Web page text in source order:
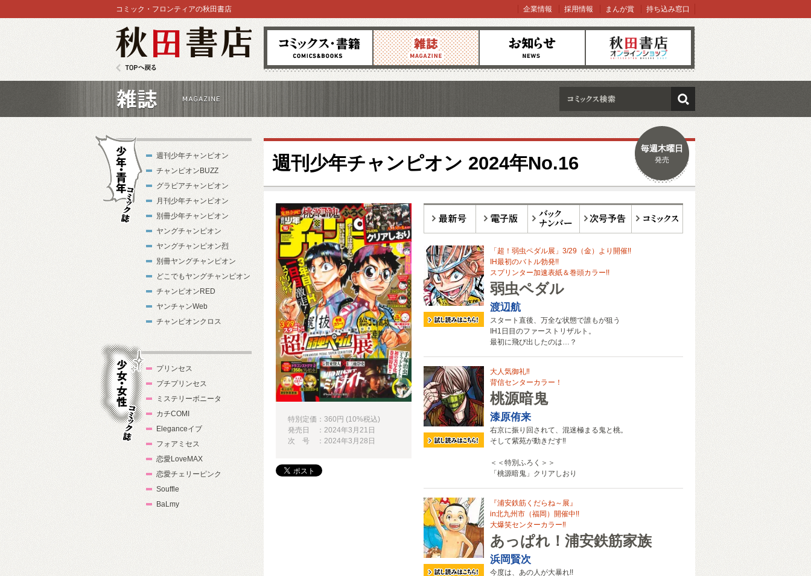
コミックス 雑誌 お知らせ オンラインショップ
TOPへ戻る
コミック・フロンティアの秋田書店 企業情報 採用情報 まんが賞 持ち込み窓口
検索
週刊少年チャンピオン 2024年No.16
毎週木曜日
発売
「超！弱虫ペダル展」3/29（金）より開催!!
IH最初のバトル勃発!!
スプリンター加速表紙＆巻頭カラー!!
弱虫ペダル
渡辺航
スタート直後、万全な状態で誰もが狙う
IH1日目のファーストリザルト。
最初に飛び出したのは…？
大人気御礼‼
背信センターカラー！
桃源暗鬼
漆原侑来
右京に振り回されて、混迷極まる鬼と桃。
そして紫苑が動きだす‼
＜＜特別ふろく＞＞
「桃源暗鬼」クリアしおり
『浦安鉄筋くだらね～展』
in北九州市（福岡）開催中!!
大爆笑センターカラー‼
あっぱれ！浦安鉄筋家族
浜岡賢次
今度は、あの人が大暴れ!!
特別定価：360円 (10%税込)
発売日 ：2024年3月21日
次 号 ：2024年3月28日
週刊少年チャンピオン
チャンピオンBUZZ
グラビアチャンピオン
月刊少年チャンピオン
別冊少年チャンピオン
ヤングチャンピオン
ヤングチャンピオン烈
別冊ヤングチャンピオン
どこでもヤングチャンピオン
チャンピオンRED
ヤンチャンWeb
チャンピオンクロス
プリンセス
プチプリンセス
ミステリーボニータ
カチCOMI
Eleganceイブ
フォアミセス
恋愛LoveMAX
恋愛チェリーピンク
Souffle
BaLmy